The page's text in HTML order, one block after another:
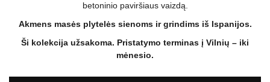
betoninio paviršiaus vaizdą.
Akmens masės plytelės sienoms ir grindims iš Ispanijos.
Ši kolekcija užsakoma. Pristatymo terminas į Vilnių – iki
mėnesio.